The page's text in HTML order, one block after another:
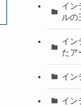
イン
ルの
イン
たア
イン
イン